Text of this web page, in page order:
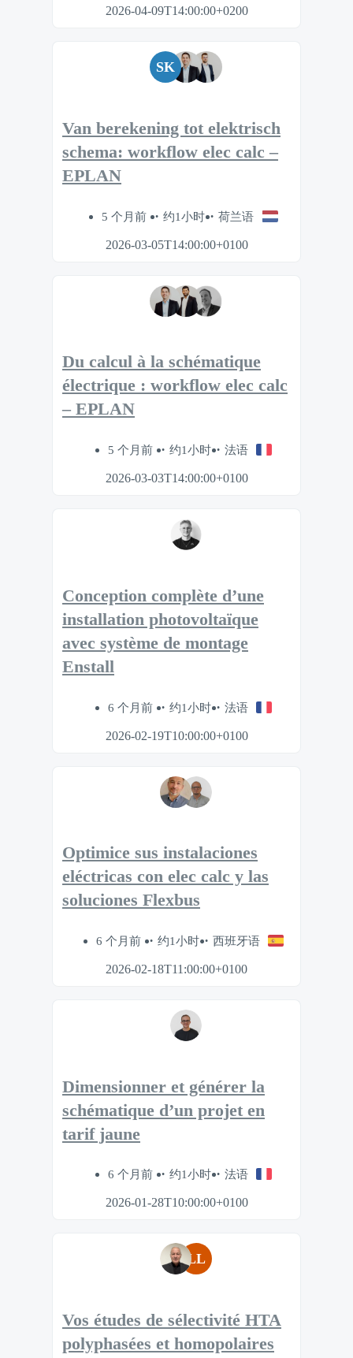
2026-04-09T14:00:00+0200
SK
Van berekening tot elektrisch
schema: workflow elec calc –
EPLAN
5 个月前 约1小时 荷兰语
2026-03-05T14:00:00+0100
Du calcul à la schématique
électrique : workflow elec calc
– EPLAN
5 个月前 约1小时 法语
2026-03-03T14:00:00+0100
Conception complète d’une
installation photovoltaïque
avec système de montage
Enstall
6 个月前 约1小时 法语
2026-02-19T10:00:00+0100
Optimice sus instalaciones
eléctricas con elec calc y las
soluciones Flexbus
6 个月前 约1小时 西班牙语
2026-02-18T11:00:00+0100
Dimensionner et générer la
schématique d’un projet en
tarif jaune
6 个月前 约1小时 法语
2026-01-28T10:00:00+0100
LL
Vos études de sélectivité HTA
polyphasées et homopolaires